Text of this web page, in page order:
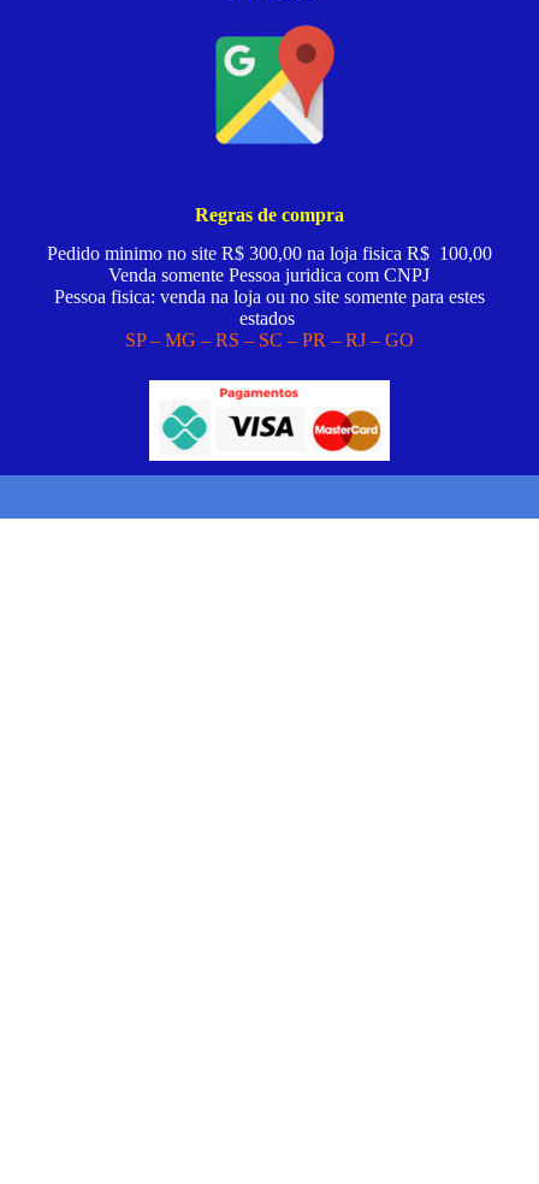
Regras de compra
Pedido minimo no site R$ 300,00 na loja fisica R$ 100,00
Venda somente Pessoa juridica com CNPJ
Pessoa fisica: venda na loja ou no site somente para estes
estados
SP – MG – RS – SC – PR – RJ – GO